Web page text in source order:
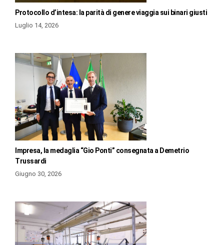
Protocollo d’intesa: la parità di genere viaggia sui binari giusti
Luglio 14, 2026
Impresa, la medaglia “Gio Ponti” consegnata a Demetrio
Trussardi
Giugno 30, 2026